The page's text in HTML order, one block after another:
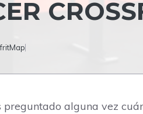
preguntado alguna vez